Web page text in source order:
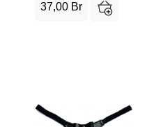
37,00 Br